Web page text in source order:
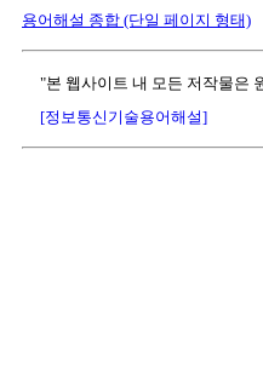
용어해설 종합 (단일 페이지 형태)
"본 웹사이트 내 모든 저작물은
[정보통신기술용어해설]